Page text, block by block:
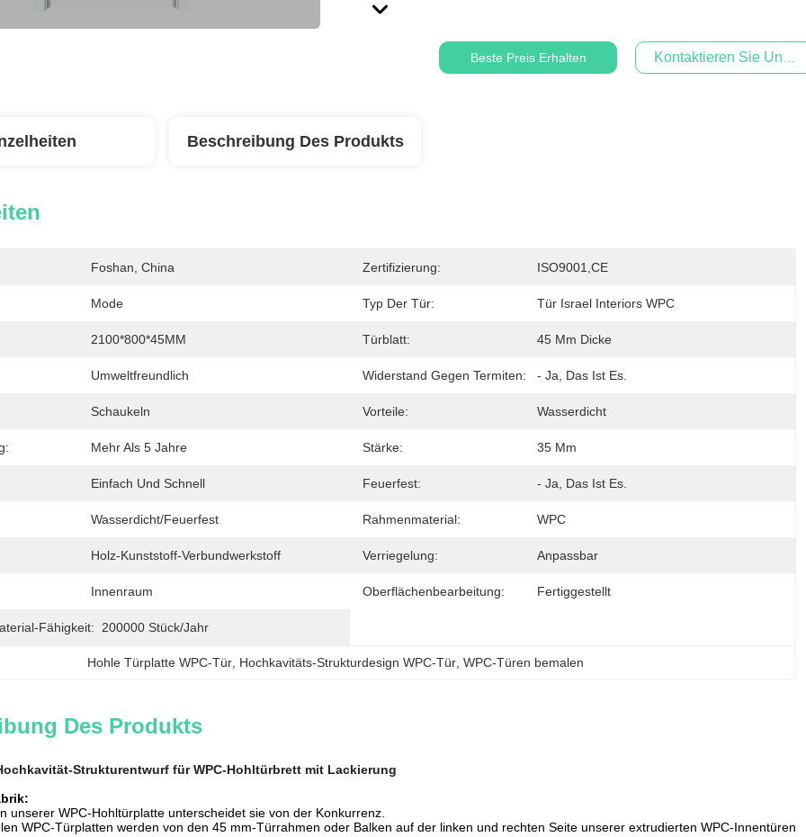
Beste Preis Erhalten Kontaktieren Sie Uns
Beschreibung Des Produkts
Foshan, China Zertifizierung: ISO9001,CE
Mode Typ Der Tür: Tür Israel Interiors WPC
2100*800*45MM Türblatt: 45 Mm Dicke
Umweltfreundlich Widerstand Gegen Termiten: - Ja, Das Ist Es.
Schaukeln Vorteile: Wasserdicht
Mehr Als 5 Jahre Stärke: 35 Mm
Einfach Und Schnell Feuerfest: - Ja, Das Ist Es.
Wasserdicht/feuerfest Rahmenmaterial: WPC
Holz-Kunststoff-Verbundwerkstoff Verriegelung: Anpassbar
Innenraum Oberflächenbearbeitung: Fertiggestellt
Fähigkeit: 200000 Stück/Jahr
Hohle Türplatte WPC-Tür, Hochkavitäts-Strukturdesign WPC-Tür, WPC-Türen bemalen
Des Produkts
Strukturentwurf für WPC-Hohltürbrett mit Lackierung
unserer WPC-Hohltürplatte unterscheidet sie von der Konkurrenz.
WPC-Türplatten werden von den 45 mm-Türrahmen oder Balken auf der linken und rechten Seite unserer extrudierten WPC-Innentüren